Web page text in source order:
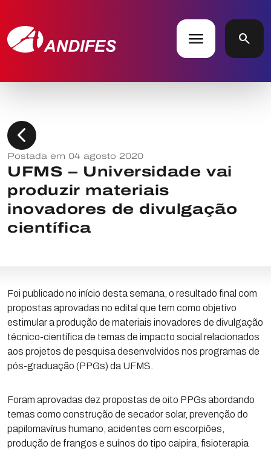
menu search
chevron_left
Postada em 04 agosto 2020
UFMS – Universidade vai
produzir materiais
inovadores de divulgação
científica
Foi publicado no início desta semana, o resultado final com
propostas aprovadas no edital que tem como objetivo
estimular a produção de materiais inovadores de divulgação
técnico-científica de temas de impacto social relacionados
aos projetos de pesquisa desenvolvidos nos programas de
pós-graduação (PPGs) da UFMS.
Foram aprovadas dez propostas de oito PPGs abordando
temas como construção de secador solar, prevenção do
papilomavírus humano, acidentes com escorpiões,
produção de frangos e suínos do tipo caipira, fisioterapia